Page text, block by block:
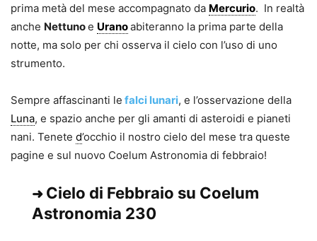
prima metà del mese accompagnato da Mercurio. In realtà
anche Nettunoe Uranoabiteranno la prima parte della
notte, ma solo per chi osserva il cielo con l’uso di uno
strumento.
Sempre affascinanti le falci lunari, e l’osservazione della
Luna, e spazio anche per gli amanti di asteroidi e pianeti
nani. Tenete d’occhio il nostro cielo del mese tra queste
pagine e sul nuovo Coelum Astronomia di febbraio!
➜ Cielo di Febbraio su Coelum
Astronomia 230